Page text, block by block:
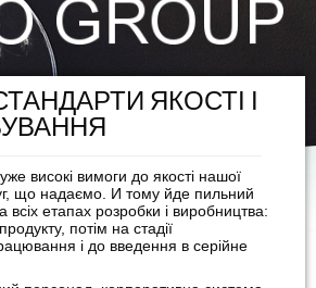
ЯКОСТІ І
високі вимоги до якості нашої
що надаємо. И тому йде пильний
всіх етапах розробки і виробництва:
потім на стадії
і до введення в серійне